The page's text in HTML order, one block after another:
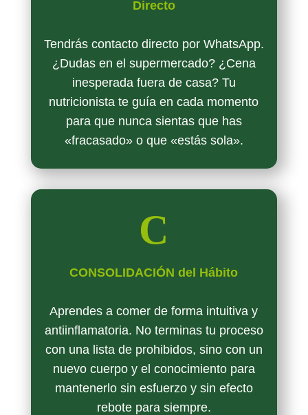
Directo
Tendrás contacto directo por WhatsApp.
¿Dudas en el supermercado? ¿Cena
inesperada fuera de casa? Tu
nutricionista te guía en cada momento
para que nunca sientas que has
«fracasado» o que «estás sola».
C
CONSOLIDACIÓN del Hábito
Aprendes a comer de forma intuitiva y
antiinflamatoria. No terminas tu proceso
con una lista de prohibidos, sino con un
nuevo cuerpo y el conocimiento para
mantenerlo sin esfuerzo y sin efecto
rebote para siempre.